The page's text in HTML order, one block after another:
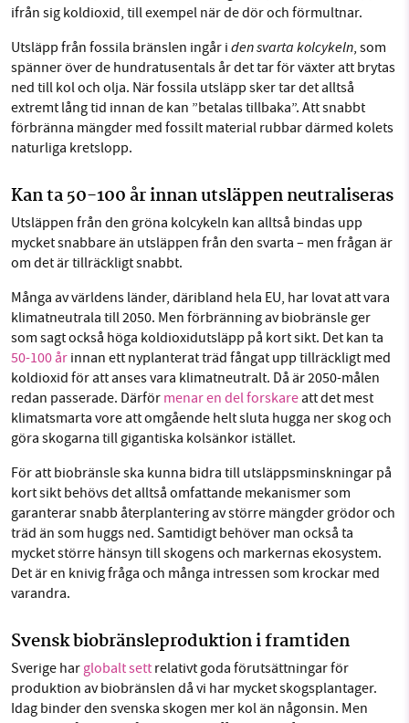
ifrån sig koldioxid, till exempel när de dör och förmultnar.
Utsläpp från fossila bränslen ingår i den svarta kolcykeln, som
spänner över de hundratusentals år det tar för växter att brytas
ned till kol och olja. När fossila utsläpp sker tar det alltså
extremt lång tid innan de kan ”betalas tillbaka”. Att snabbt
förbränna mängder med fossilt material rubbar därmed kolets
naturliga kretslopp.
Kan ta 50-100 år innan utsläppen neutraliseras
Utsläppen från den gröna kolcykeln kan alltså bindas upp
mycket snabbare än utsläppen från den svarta – men frågan är
om det är tillräckligt snabbt.
Många av världens länder, däribland hela EU, har lovat att vara
klimatneutrala till 2050. Men förbränning av biobränsle ger
som sagt också höga koldioxidutsläpp på kort sikt. Det kan ta
50-100 år innan ett nyplanterat träd fångat upp tillräckligt med
koldioxid för att anses vara klimatneutralt. Då är 2050-målen
redan passerade. Därför menar en del forskareatt det mest
klimatsmarta vore att omgående helt sluta hugga ner skog och
göra skogarna till gigantiska kolsänkor istället.
För att biobränsle ska kunna bidra till utsläppsminskningar på
kort sikt behövs det alltså omfattande mekanismer som
garanterar snabb återplantering av större mängder grödor och
träd än som huggs ned. Samtidigt behöver man också ta
mycket större hänsyn till skogens och markernas ekosystem.
Det är en knivig fråga och många intressen som krockar med
varandra.
Svensk biobränsleproduktion i framtiden
Sverige har globalt sett relativt goda förutsättningar för
produktion av biobränslen då vi har mycket skogsplantager.
Idag binder den svenska skogen mer kol än någonsin. Men